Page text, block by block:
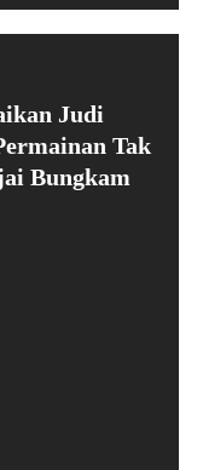
Judi
Tak
Bungkam